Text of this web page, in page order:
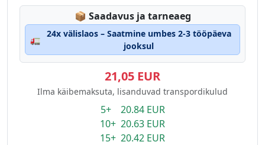
📦 Lagerstatus:
Saadavus ja tarneaeg
🚛
24x välislaos – Saatmine umbes 2-3 tööpäeva
jooksul
21,05 EUR
Ilma käibemaksuta, lisanduvad transpordikulud
5+ 20.84 EUR
10+ 20.63 EUR
15+ 20.42 EUR